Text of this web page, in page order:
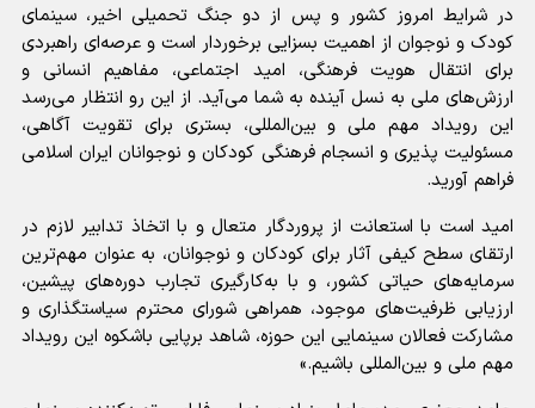
در شرایط امروز کشور و پس از دو جنگ تحمیلی اخیر، سینمای
کودک و نوجوان از اهمیت بسزایی برخوردار است و عرصه‌ای راهبردی
برای انتقال هویت فرهنگی، امید اجتماعی، مفاهیم انسانی و
ارزش‌های ملی به نسل آینده به شما می‌آید. از این رو انتظار می‌رسد
این رویداد مهم ملی و بین‌المللی، بستری برای تقویت آگاهی،
مسئولیت پذیری و انسجام فرهنگی کودکان و نوجوانان ایران اسلامی
فراهم آورید.
امید است با استعانت از پروردگار متعال و با اتخاذ تدابیر لازم در
ارتقای سطح کیفی آثار برای کودکان و نوجوانان، به عنوان مهم‌ترین
سرمایه‌های حیاتی کشور، و با به‌کارگیری تجارب دوره‌های پیشین،
ارزیابی ظرفیت‌های موجود، همراهی شورای محترم سیاستگذاری و
مشارکت فعالان سینمایی این حوزه، شاهد برپایی باشکوه این رویداد
مهم ملی و بین‌المللی باشیم.»